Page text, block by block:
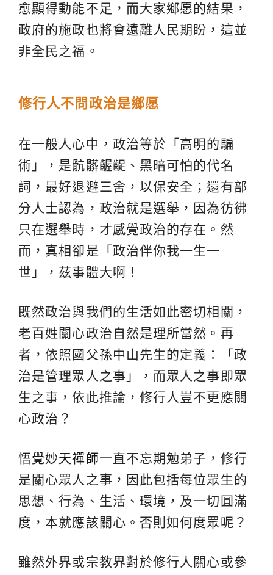
愈顯得動能不足，而大家鄉愿的結果，
政府的施政也將會遠離人民期盼，這並
非全民之福。
修行人不問政治是鄉愿
在一般人心中，政治等於「高明的騙
術」，是骯髒齷齪、黑暗可怕的代名
詞，最好退避三舍，以保安全；還有部
分人士認為，政治就是選舉，因為彷彿
只在選舉時，才感覺政治的存在。然
而，真相卻是「政治伴你我一生一
世」，茲事體大啊！
既然政治與我們的生活如此密切相關，
老百姓關心政治自然是理所當然。再
者，依照國父孫中山先生的定義：「政
治是管理眾人之事」，而眾人之事即眾
生之事，依此推論，修行人豈不更應關
心政治？
悟覺妙天禪師一直不忘期勉弟子，修行
是關心眾人之事，因此包括每位眾生的
思想、行為、生活、環境，及一切圓滿
度，本就應該關心。否則如何度眾呢？
雖然外界或宗教界對於修行人關心或參